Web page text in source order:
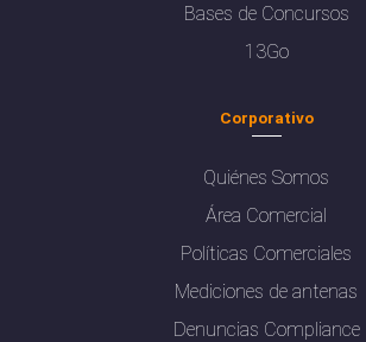
Bases de Concursos
13Go
Corporativo
Quiénes Somos
Área Comercial
Políticas Comerciales
Mediciones de antenas
Denuncias Compliance